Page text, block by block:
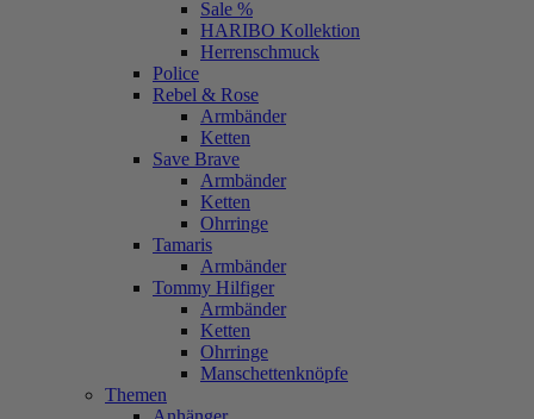
Sale %
HARIBO Kollektion
Herrenschmuck
Police
Rebel & Rose
Armbänder
Ketten
Save Brave
Armbänder
Ketten
Ohrringe
Tamaris
Armbänder
Tommy Hilfiger
Armbänder
Ketten
Ohrringe
Manschettenknöpfe
Themen